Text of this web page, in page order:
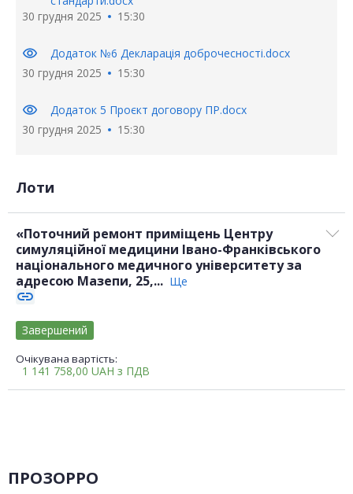
30 грудня 2025
15:30
visibility
Додаток №6 Декларація доброчесності.docx
30 грудня 2025
15:30
visibility
Додаток 5 Проєкт договору ПР.docx
30 грудня 2025
15:30
Лоти
«Поточний ремонт приміщень Центру
симуляційної медицини Івано-Франківського
національного медичного університету за
адресою Мазепи, 25,... Ще
link
Очікувана вартість:
1 141 758,00 UAH з ПДВ
Завершений
ПРОЗОРРО